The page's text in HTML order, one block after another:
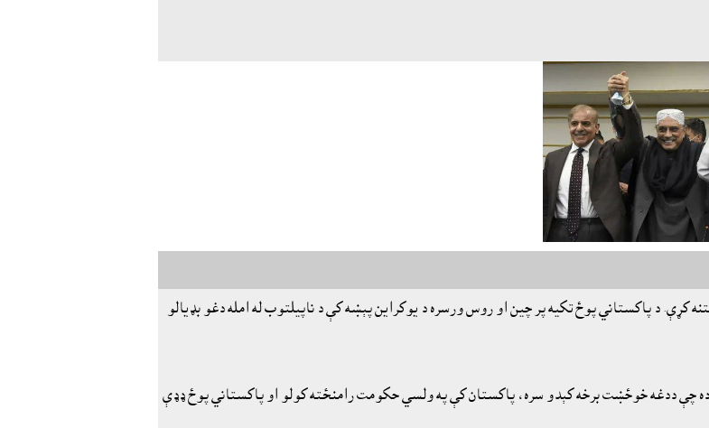
کړې. د پاکستاني پوځ تکيه پر چين او روس ورسره د يوکراين پېښه کې د ناپيلتوب له امله دغو بډيالو
ده چې ددغه خوځښت برخه کېدو سره، پاکستان کې په ولسي حکومت رامنځته کولو او پاکستاني پوځ ډډې